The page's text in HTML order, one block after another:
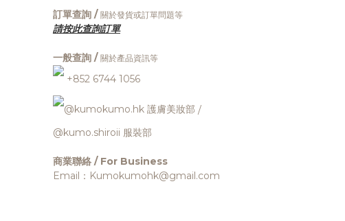
訂單查詢 / 關於發貨或訂單問題等
請按此查詢訂單
一般查詢 / 關於產品資訊等
+852 6744 1056
@kumokumo.hk 護膚美妝部 /
@kumo.shiroii 服裝部
商業聯絡 / For Business
Email：Kumokumohk@gmail.com